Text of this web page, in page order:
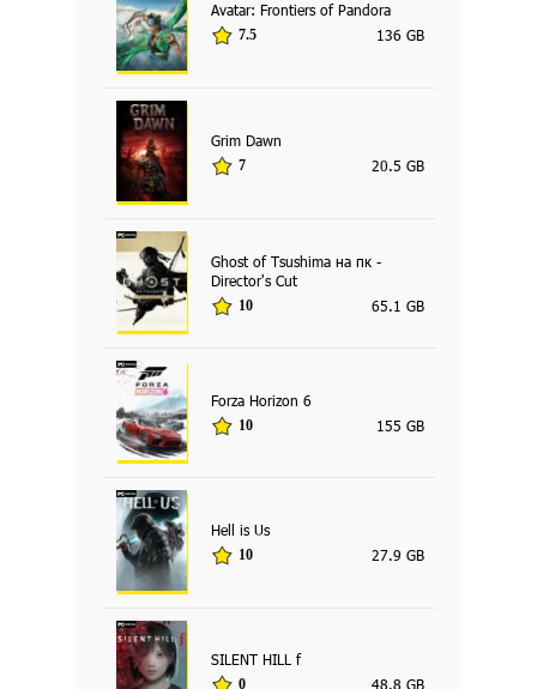
Avatar: Frontiers of Pandora
7.5 136 GB
Grim Dawn
7 20.5 GB
Ghost of Tsushima на пк -
Director's Cut
10 65.1 GB
Forza Horizon 6
10 155 GB
Hell is Us
10 27.9 GB
SILENT HILL f
0 48.8 GB